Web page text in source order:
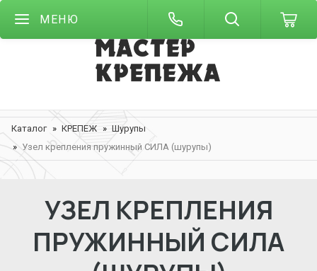
МЕНЮ
Каталог КРЕПЕЖ
Шурупы
Узел крепления пружинный СИЛА (шурупы)
УЗЕЛ КРЕПЛЕНИЯ
ПРУЖИННЫЙ СИЛА